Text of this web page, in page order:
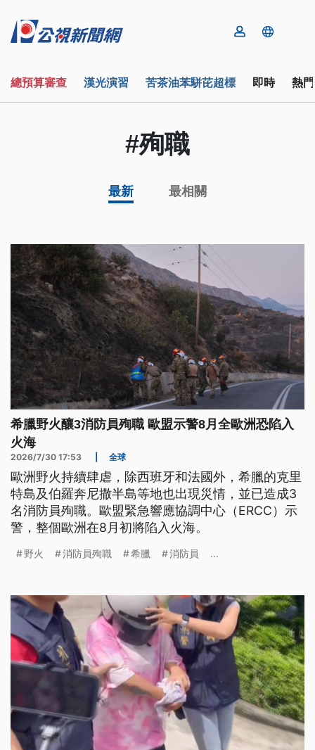
總預算審查 漢光演習 苦茶油苯駢芘超標 即時 熱
#殉職
最新 最相關
希臘野火釀3消防員殉職 歐盟示警8月全歐洲恐陷入
火海
2026/7/30 17:53 全球
歐洲野火持續肆虐，除西班牙和法國外，希臘的克里
特島及伯羅奔尼撒半島等地也出現災情，並已造成3
名消防員殉職。歐盟緊急響應協調中心（ERCC）示
警，整個歐洲在8月初將陷入火海。
野火 消防員殉職 希臘 消防員 ...